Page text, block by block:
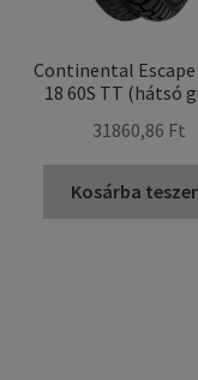
Continental Escape
18 60S TT (hátsó
31860,86 Ft
Kosárba